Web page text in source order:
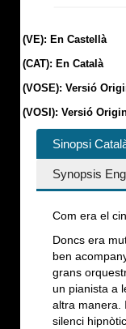
(VE): En Castellà
(CAT): En Català
(VOSE): Versió
(VOSI): Versió
Sinopsi
Synopsis
Com era el
Doncs era
ben
grans
un pianista a
altra manera.
silenci